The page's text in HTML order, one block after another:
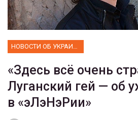
«Здесь всё очень
Луганский гей — об
в «эЛэНэРии»